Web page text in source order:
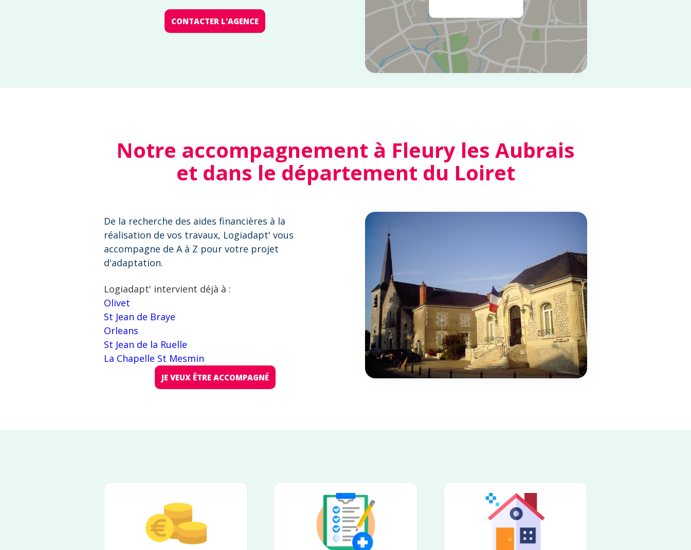
CONTACTER L'AGENCE
Notre accompagnement à Fleury les Aubrais
et dans le département du Loiret
De la recherche des aides financières à la
réalisation de vos travaux, Logiadapt' vous
accompagne de A à Z pour votre projet
d'adaptation.
Logiadapt' intervient déjà à :
Olivet
St Jean de Braye
Orleans
St Jean de la Ruelle
La Chapelle St Mesmin
JE VEUX ÊTRE ACCOMPAGNÉ